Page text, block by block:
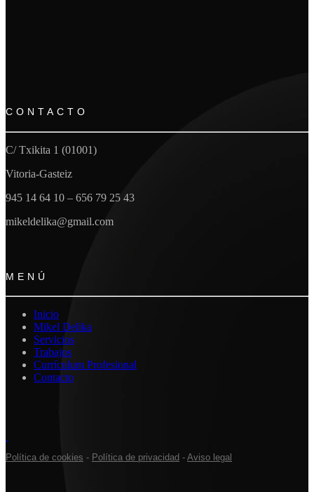
CONTACTO
C/ Txikita 1 (01001)
Vitoria-Gasteiz
945 14 64 10 – 656 79 25 43
mikeldelika@gmail.com
MENÚ
Inicio
Mikel Delika
Servicios
Trabajos
Currículum Profesional
Contacto
Política de cookies - Política de privacidad - Aviso legal